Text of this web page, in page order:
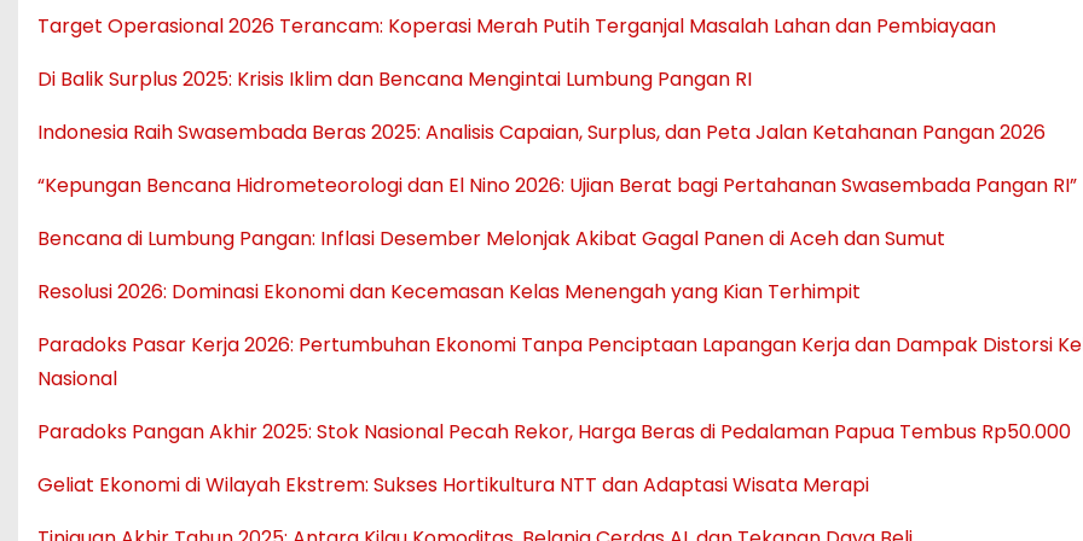
Target Operasional 2026 Terancam: Koperasi Merah Putih Terganjal Masalah Lahan dan Pembiayaan
Di Balik Surplus 2025: Krisis Iklim dan Bencana Mengintai Lumbung Pangan RI
Indonesia Raih Swasembada Beras 2025: Analisis Capaian, Surplus, dan Peta Jalan Ketahanan Pangan 2026
“Kepungan Bencana Hidrometeorologi dan El Nino 2026: Ujian Berat bagi Pertahanan Swasembada Pangan RI”
Bencana di Lumbung Pangan: Inflasi Desember Melonjak Akibat Gagal Panen di Aceh dan Sumut
Resolusi 2026: Dominasi Ekonomi dan Kecemasan Kelas Menengah yang Kian Terhimpit
Paradoks Pasar Kerja 2026: Pertumbuhan Ekonomi Tanpa Penciptaan Lapangan Kerja dan Dampak Distorsi
Nasional
Paradoks Pangan Akhir 2025: Stok Nasional Pecah Rekor, Harga Beras di Pedalaman Papua Tembus Rp50.000
Geliat Ekonomi di Wilayah Ekstrem: Sukses Hortikultura NTT dan Adaptasi Wisata Merapi